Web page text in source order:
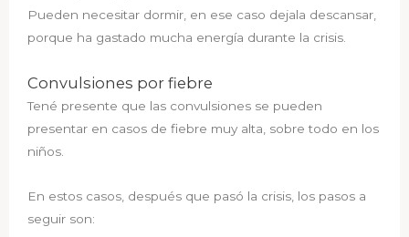
Pueden necesitar dormir, en ese caso dejala descansar,
porque ha gastado mucha energía durante la crisis.
Convulsiones por fiebre
Tené presente que las convulsiones se pueden
presentar en casos de fiebre muy alta, sobre todo en los
niños.
En estos casos, después que pasó la crisis, los pasos a
seguir son: